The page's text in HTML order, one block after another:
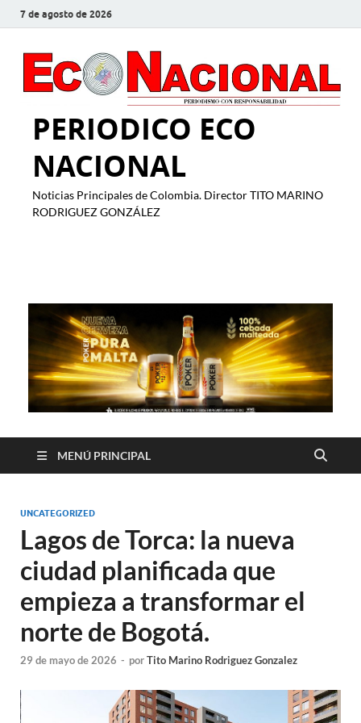
7 de agosto de 2026
PERIODICO ECO
NACIONAL
Noticias Principales de Colombia. Director TITO MARINO
RODRIGUEZ GONZÁLEZ
MENÚ PRINCIPAL
UNCATEGORIZED
Lagos de Torca: la nueva
ciudad planificada que
empieza a transformar el
norte de Bogotá.
29 de mayo de 2026 - porTito Marino Rodriguez Gonzalez